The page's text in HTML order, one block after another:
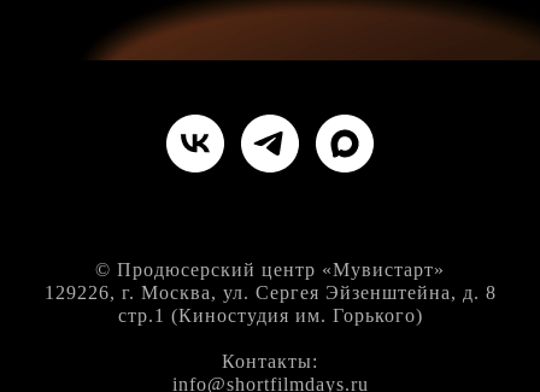
© Продюсерский центр «Мувистарт»
129226, г. Москва, ул. Сергея Эйзенштейна, д. 8
стр.1 (Киностудия им. Горького)
Контакты:
info@shortfilmdays.ru